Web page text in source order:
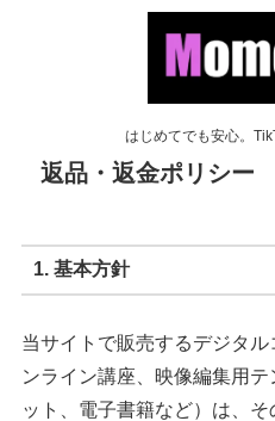
はじめてでも安心。
返品・返金ポリシー
1. 基本方針
当サイトで販売するデジタ
ンライン講座、映像編集用
ット、電子書籍など）は、